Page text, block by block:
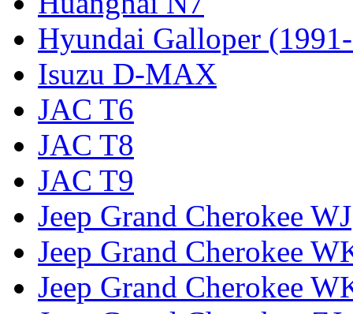
Hyundai Galloper
Isuzu D-MAX
JAC T6
JAC T8
JAC T9
Jeep Grand Cherokee WJ
Jeep Grand Cherokee
Jeep Grand Cherokee